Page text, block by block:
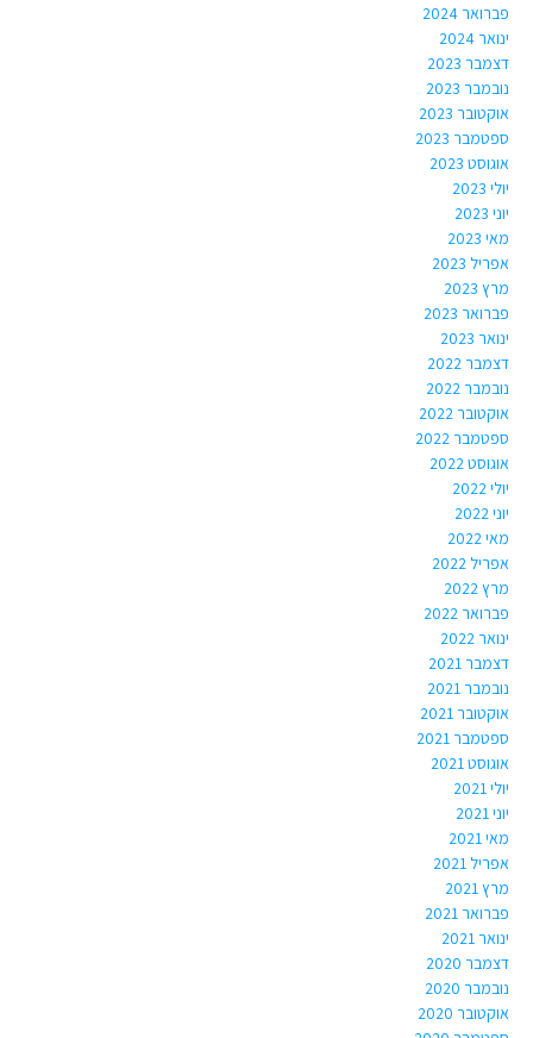
פברואר 2024
ינואר 2024
דצמבר 2023
נובמבר 2023
אוקטובר 2023
ספטמבר 2023
אוגוסט 2023
יולי 2023
יוני 2023
מאי 2023
אפריל 2023
מרץ 2023
פברואר 2023
ינואר 2023
דצמבר 2022
נובמבר 2022
אוקטובר 2022
ספטמבר 2022
אוגוסט 2022
יולי 2022
יוני 2022
מאי 2022
אפריל 2022
מרץ 2022
פברואר 2022
ינואר 2022
דצמבר 2021
נובמבר 2021
אוקטובר 2021
ספטמבר 2021
אוגוסט 2021
יולי 2021
יוני 2021
מאי 2021
אפריל 2021
מרץ 2021
פברואר 2021
ינואר 2021
דצמבר 2020
נובמבר 2020
אוקטובר 2020